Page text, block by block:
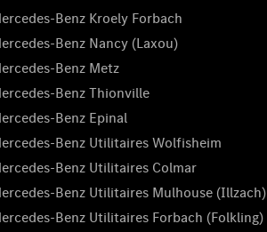
Benz Kroely Forbach
Benz Nancy (Laxou)
Benz Metz
Benz Thionville
Benz Epinal
Benz Utilitaires Wolfisheim
Benz Utilitaires Colmar
Benz Utilitaires Mulhouse (Illzach)
Benz Utilitaires Forbach (Folkling)